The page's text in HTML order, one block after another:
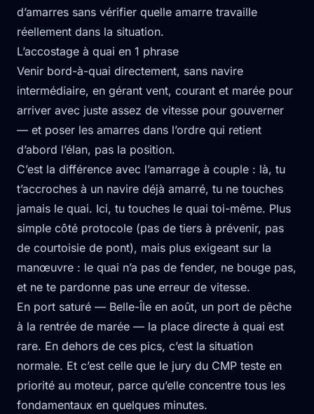
d’amarres sans vérifier quelle amarre travaille
réellement dans la situation.
L’accostage à quai en 1 phrase
Venir bord-à-quai directement, sans navire
intermédiaire, en gérant vent, courant et marée pour
arriver avec juste assez de vitesse pour gouverner
— et poser les amarres dans l’ordre qui retient
d’abord l’élan, pas la position.
C’est la différence avec l’amarrage à couple : là, tu
t’accroches à un navire déjà amarré, tu ne touches
jamais le quai. Ici, tu touches le quai toi-même. Plus
simple côté protocole (pas de tiers à prévenir, pas
de courtoisie de pont), mais plus exigeant sur la
manœuvre : le quai n’a pas de fender, ne bouge pas,
et ne te pardonne pas une erreur de vitesse.
En port saturé — Belle-Île en août, un port de pêche
à la rentrée de marée — la place directe à quai est
rare. En dehors de ces pics, c’est la situation
normale. Et c’est celle que le jury du CMP teste en
priorité au moteur, parce qu’elle concentre tous les
fondamentaux en quelques minutes.